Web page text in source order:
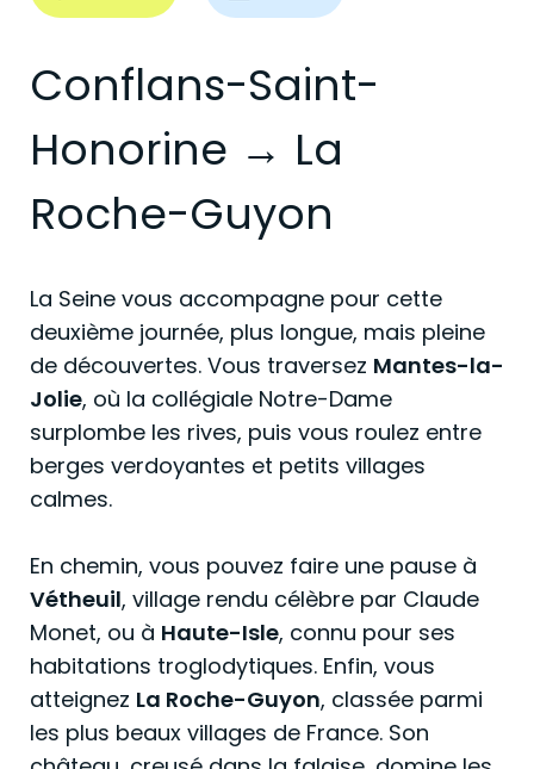
Conflans-Saint-
Honorine → La
Roche-Guyon
La Seine vous accompagne pour cette
deuxième journée, plus longue, mais pleine
de découvertes. Vous traversez Mantes-la-
Jolie, où la collégiale Notre-Dame
surplombe les rives, puis vous roulez entre
berges verdoyantes et petits villages
calmes.
En chemin, vous pouvez faire une pause à
Vétheuil, village rendu célèbre par Claude
Monet, ou à Haute-Isle, connu pour ses
habitations troglodytiques. Enfin, vous
atteignez La Roche-Guyon, classée parmi
les plus beaux villages de France. Son